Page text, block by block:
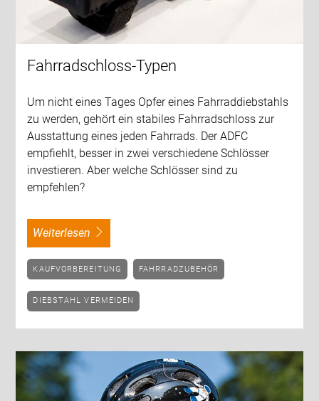
Fahrradschloss-Typen
Um nicht eines Tages Opfer eines Fahrraddiebstahls
zu werden, gehört ein stabiles Fahrradschloss zur
Ausstattung eines jeden Fahrrads. Der ADFC
empfiehlt, besser in zwei verschiedene Schlösser
investieren. Aber welche Schlösser sind zu
empfehlen?
weiterlesen
KAUFVORBEREITUNG FAHRRADZUBEHÖR
DIEBSTAHL VERMEIDEN